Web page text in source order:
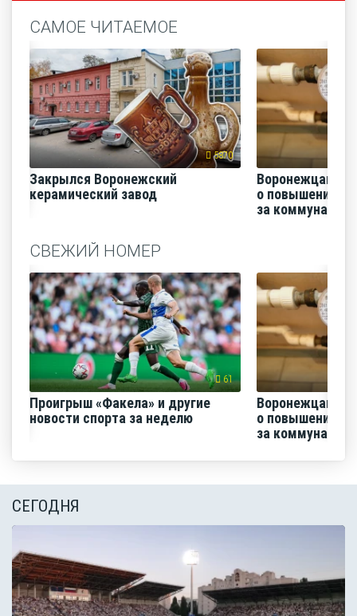
САМОЕ ЧИТАЕМОЕ
5870
Закрылся Воронежский
керамический завод
Воронежцам
о повышении
за
СВЕЖИЙ НОМЕР
61
Проигрыш «Факела» и другие
новости спорта за неделю
Воронежцам
о повышении
за
СЕГОДНЯ